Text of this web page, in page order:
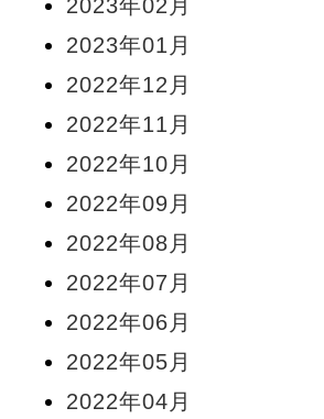
2023年02月
2023年01月
2022年12月
2022年11月
2022年10月
2022年09月
2022年08月
2022年07月
2022年06月
2022年05月
2022年04月